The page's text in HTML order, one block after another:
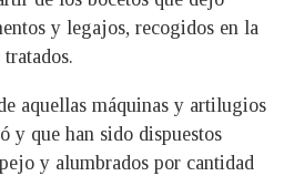
y legajos, recogidos en la
aquellas máquinas y artilugios
y que han sido dispuestos
y alumbrados por cantidad